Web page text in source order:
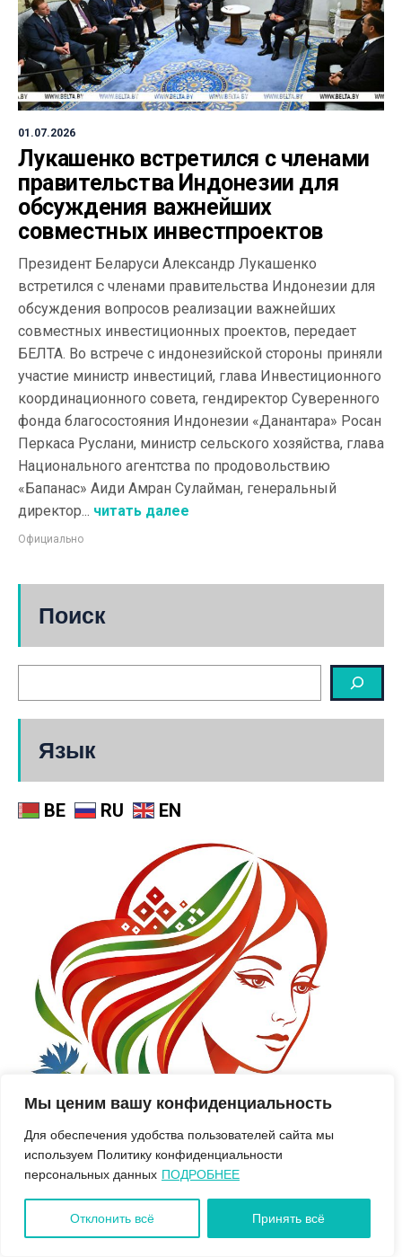
Мы ценим вашу конфиденциальность
Для обеспечения удобства пользователей сайта мы
используем Политику конфиденциальности
персональных данных ПОДРОБНЕЕ
Отклонить всё Принять всё
01.07.2026
Лукашенко встретился с членами
правительства Индонезии для
обсуждения важнейших
совместных инвестпроектов
Президент Беларуси Александр Лукашенко
встретился с членами правительства Индонезии для
обсуждения вопросов реализации важнейших
совместных инвестиционных проектов, передает
БЕЛТА. Во встрече с индонезийской стороны приняли
участие министр инвестиций, глава Инвестиционного
координационного совета, гендиректор Суверенного
фонда благосостояния Индонезии «Данантара» Росан
Перкаса Руслани, министр сельского хозяйства, глава
Национального агентства по продовольствию
«Бапанас» Аиди Амран Сулайман, генеральный
директор... читать далее
Официально
Поиск
Язык
BE RU EN